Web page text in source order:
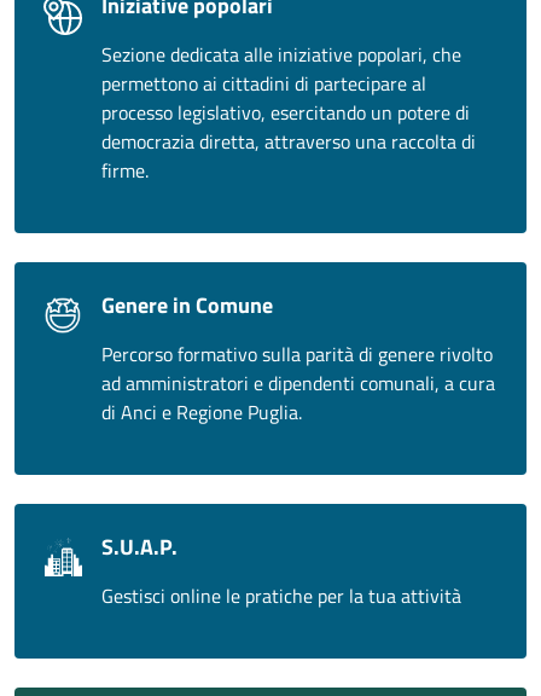
Sezione dedicata alle iniziative popolari, che
permettono ai cittadini di partecipare al
processo legislativo, esercitando un potere di
democrazia diretta, attraverso una raccolta di
firme.
Genere in Comune
Percorso formativo sulla parità di genere rivolto
ad amministratori e dipendenti comunali, a cura
di Anci e Regione Puglia.
S.U.A.P.
Gestisci online le pratiche per la tua attività